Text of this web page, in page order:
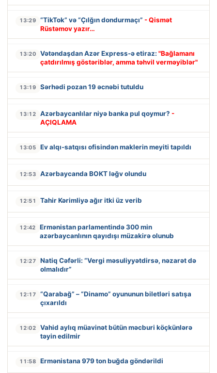
13:29 “TikTok” və “Çılğın dondurmaçı” - Qismət
Rüstəmov yazır…
13:20 Vətəndaşdan Azər Express-ə etiraz: "Bağlamanı
çatdırılmış göstəriblər, amma təhvil verməyiblər"
13:19 Sərhədi pozan 19 əcnəbi tutuldu
13:12 Azərbaycanlılar niyə banka pul qoymur? -
AÇIQLAMA
13:05 Ev alqı-satqısı ofisindən maklerin meyiti tapıldı
12:53 Azərbaycanda BOKT ləğv olundu
12:51 Tahir Kərimliyə ağır itki üz verib
12:42
Ermənistan parlamentində 300 min
azərbaycanlının qayıdışı müzakirə olunub
12:27
Natiq Cəfərli: “Vergi məsuliyyətdirsə, nəzarət də
olmalıdır”
12:17
“Qarabağ” – “Dinamo” oyununun biletləri satışa
çıxarıldı
12:02
Vahid aylıq müavinət bütün məcburi köçkünlərə
təyin edilmir
11:58 Ermənistana 979 ton buğda göndərildi